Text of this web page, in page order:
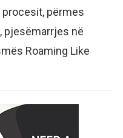
përmes
pjesëmarrjes në
Roaming Like